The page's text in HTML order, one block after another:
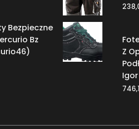
Bezpieczne
Bz
Z
Igor